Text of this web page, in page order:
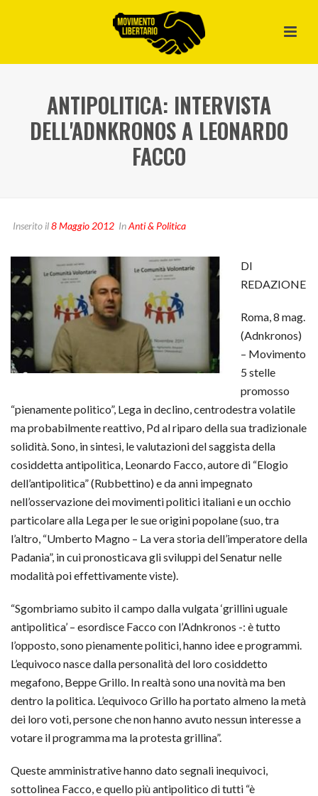
ANTIPOLITICA: INTERVISTA
DELL'ADNKRONOS A LEONARDO
FACCO
Inserito il8 Maggio 2012 InAnti & Politica
DI
REDAZIONE
Roma, 8 mag.
(Adnkronos)
– Movimento
5 stelle
promosso
“pienamente politico”, Lega in declino, centrodestra volatile
ma probabilmente reattivo, Pd al riparo della sua tradizionale
solidità. Sono, in sintesi, le valutazioni del saggista della
cosiddetta antipolitica, Leonardo Facco, autore di “Elogio
dell’antipolitica” (Rubbettino) e da anni impegnato
nell’osservazione dei movimenti politici italiani e un occhio
particolare alla Lega per le sue origini popolane (suo, tra
l’altro, “Umberto Magno – La vera storia dell’imperatore della
Padania”, in cui pronosticava gli sviluppi del Senatur nelle
modalità poi effettivamente viste).
“Sgombriamo subito il campo dalla vulgata ‘grillini uguale
antipolitica’ – esordisce Facco con l’Adnkronos -: è tutto
l’opposto, sono pienamente politici, hanno idee e programmi.
L’equivoco nasce dalla personalità del loro cosiddetto
megafono, Beppe Grillo. In realtà sono una novità ma ben
dentro la politica. L’equivoco Grillo ha portato almeno la metà
dei loro voti, persone che non hanno avuto nessun interesse a
votare il programma ma la protesta grillina”.
Queste amministrative hanno dato segnali inequivoci,
sottolinea Facco, e quello più antipolitico di tutti “è